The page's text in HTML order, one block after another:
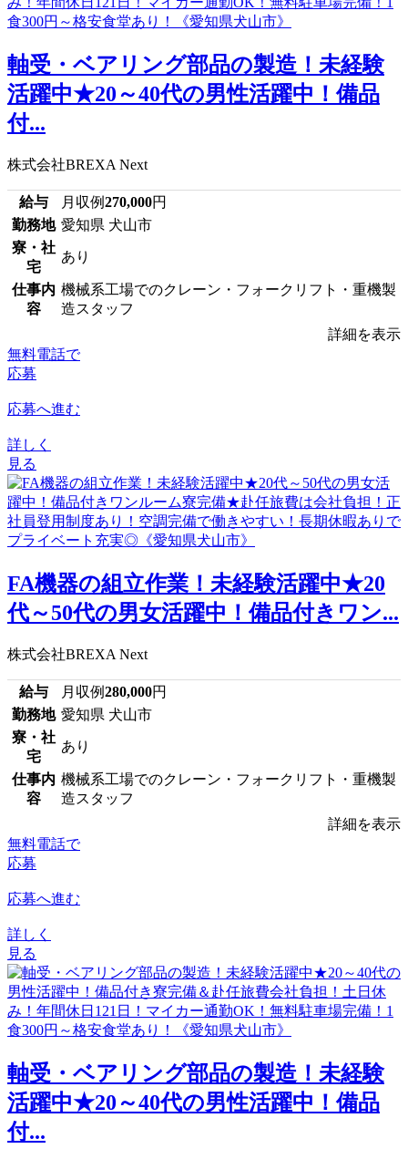
軸受・ベアリング部品の製造！未経験
活躍中★20～40代の男性活躍中！備品
付...
株式会社BREXA Next
給与 月収例270,000円
勤務地 愛知県 犬山市
寮・社
宅
あり
仕事内
容
機械系工場でのクレーン・フォークリフト・重機製
造スタッフ
詳細を表示
無料電話で
応募
応募へ進む
詳しく
見る
FA機器の組立作業！未経験活躍中★20
代～50代の男女活躍中！備品付きワン...
株式会社BREXA Next
給与 月収例280,000円
勤務地 愛知県 犬山市
寮・社
宅
あり
仕事内
容
機械系工場でのクレーン・フォークリフト・重機製
造スタッフ
詳細を表示
無料電話で
応募
応募へ進む
詳しく
見る
軸受・ベアリング部品の製造！未経験
活躍中★20～40代の男性活躍中！備品
付...